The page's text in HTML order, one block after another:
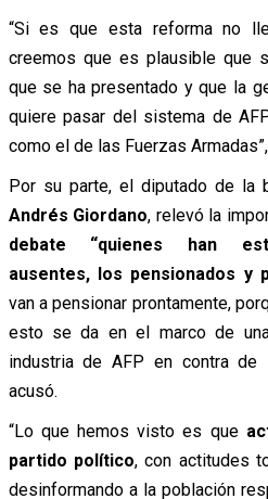
“Si es que esta reforma no
creemos que es plausible que
que se ha presentado y que la
quiere pasar del sistema de
como el de las Fuerzas
Por su parte, el diputado de la
Andrés Giordano, relevó la
debate “quienes han
ausentes, los pensionados y
van a pensionar prontamente,
esto se da en el marco de
industria de AFP en contra de
acusó.
“Lo que hemos visto es que
partido político, con actitudes
desinformando a la población